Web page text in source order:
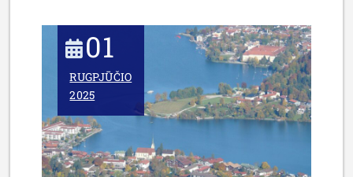
PREKYMEČIŲ
IKI
ŠIANDIENINĖS
BENDRUOMENĖS
SUSIBŪRIMO
VIETOS”
01
RUGPJŪČIO
2025